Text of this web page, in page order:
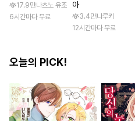
17.9만나츠노 유조
6시간마다 무료
아
3.4만나루키
12시간마다 무료
오늘의 PICK!